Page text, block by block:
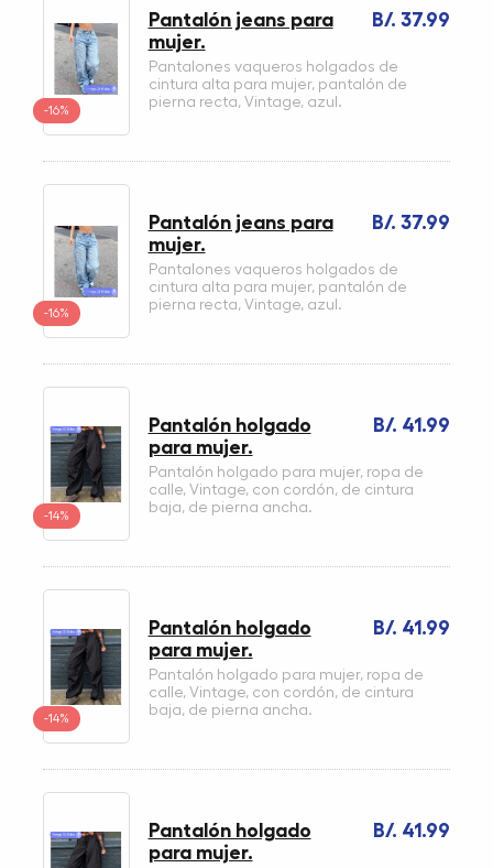
-16%
B/. 37.99
Pantalón jeans para
mujer.
Pantalones vaqueros holgados de
cintura alta para mujer, pantalón de
pierna recta, Vintage, azul.
-16%
B/. 37.99
Pantalón jeans para
mujer.
Pantalones vaqueros holgados de
cintura alta para mujer, pantalón de
pierna recta, Vintage, azul.
-14%
B/. 41.99
Pantalón holgado
para mujer.
Pantalón holgado para mujer, ropa de
calle, Vintage, con cordón, de cintura
baja, de pierna ancha.
-14%
B/. 41.99
Pantalón holgado
para mujer.
Pantalón holgado para mujer, ropa de
calle, Vintage, con cordón, de cintura
baja, de pierna ancha.
B/. 41.99
Pantalón holgado
para mujer.